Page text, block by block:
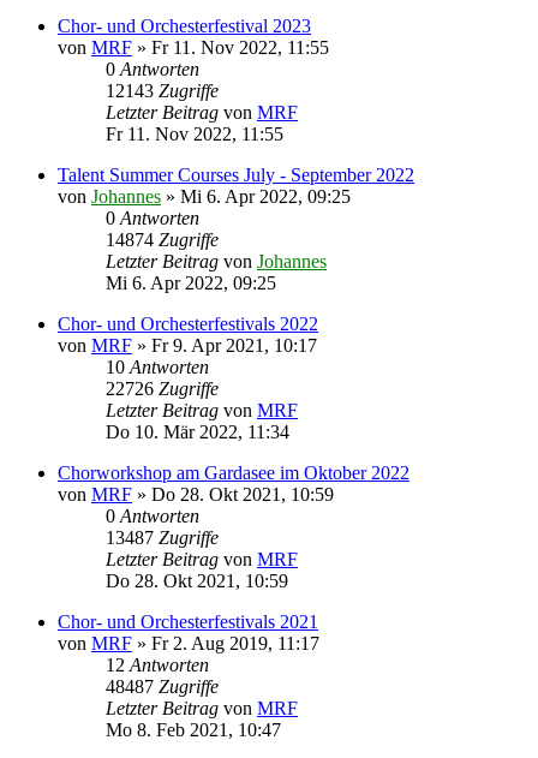
Chor- und Orchesterfestival 2023
von MRF » Fr 11. Nov 2022, 11:55
0 Antworten
12143 Zugriffe
Letzter Beitrag von MRF
Fr 11. Nov 2022, 11:55
Talent Summer Courses July - September 2022
von Johannes » Mi 6. Apr 2022, 09:25
0 Antworten
14874 Zugriffe
Letzter Beitrag von Johannes
Mi 6. Apr 2022, 09:25
Chor- und Orchesterfestivals 2022
von MRF » Fr 9. Apr 2021, 10:17
10 Antworten
22726 Zugriffe
Letzter Beitrag von MRF
Do 10. Mär 2022, 11:34
Chorworkshop am Gardasee im Oktober 2022
von MRF » Do 28. Okt 2021, 10:59
0 Antworten
13487 Zugriffe
Letzter Beitrag von MRF
Do 28. Okt 2021, 10:59
Chor- und Orchesterfestivals 2021
von MRF » Fr 2. Aug 2019, 11:17
12 Antworten
48487 Zugriffe
Letzter Beitrag von MRF
Mo 8. Feb 2021, 10:47